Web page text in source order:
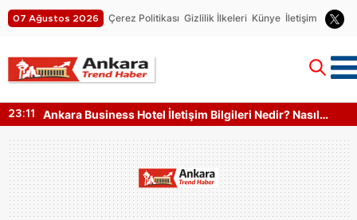
07 Ağustos 2026 Çerez Politikası Gizlilik İlkeleri Künye İletişim
23:11
Ankara Business Hotel İletişim Bilgileri Nedir? Nasıl